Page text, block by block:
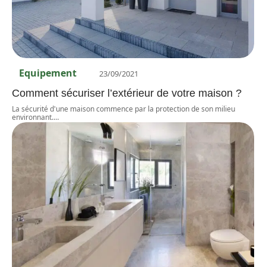
Equipement 23/09/2021
Comment sécuriser l’extérieur de votre maison ?
La sécurité d'une maison commence par la protection de son milieu
environnant.…